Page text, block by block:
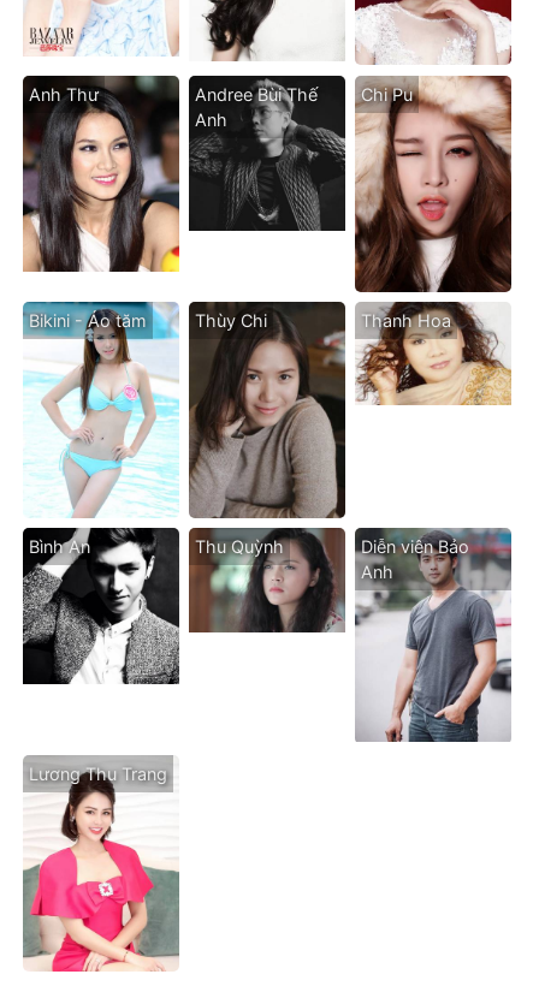
Anh Thư
Andree Bùi Thế
Anh
Chi Pu
Bikini - Áo tăm Thùy Chi Thanh Hoa
Bình An Thu Quỳnh
Diễn viên Bảo
Anh
Lương Thu Trang